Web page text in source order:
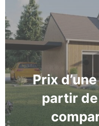
Prix
partir